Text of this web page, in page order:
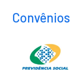
Convênios